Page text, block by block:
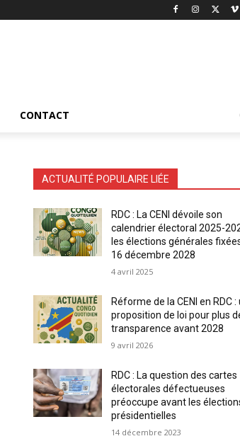
CONTACT
ACTUALITÉ POPULAIRE LIÉE
RDC : La CENI dévoile son
calendrier électoral 2025-
les élections générales
16 décembre 2028
4 avril 2025
Réforme de la CENI en RDC :
proposition de loi pour plus
transparence avant 2028
9 avril 2026
RDC : La question des cartes
électorales défectueuses
préoccupe avant les
présidentielles
14 décembre 2023